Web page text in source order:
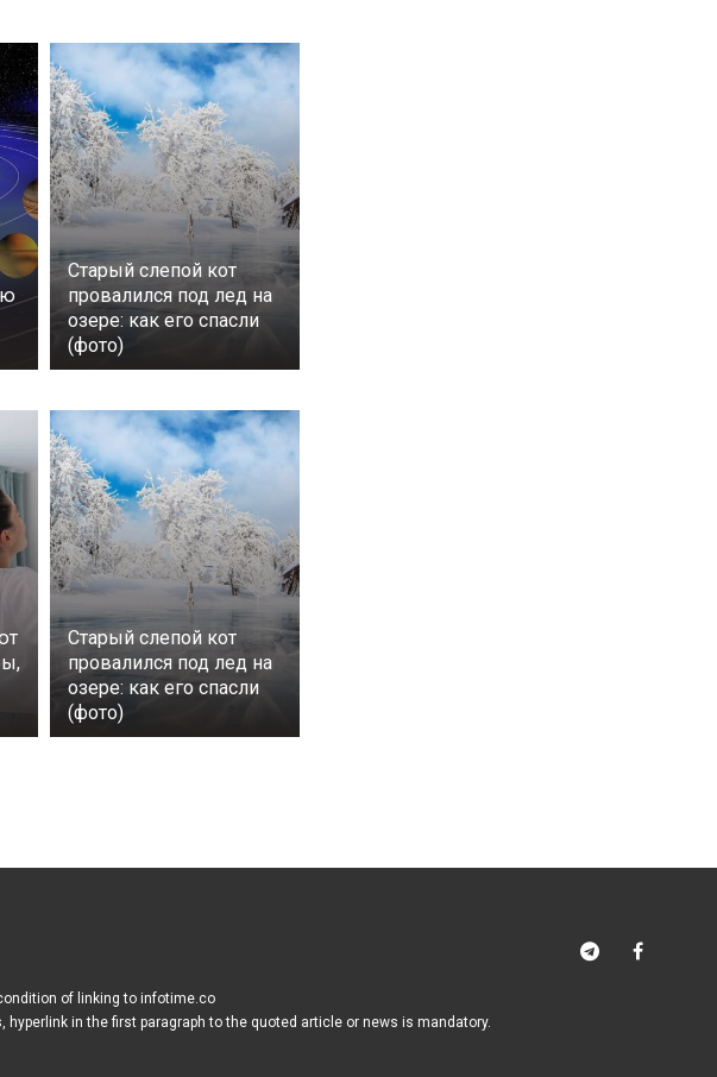
Старый слепой кот
провалился под лед на
озере: как его спасли
(фото)
Старый слепой кот
провалился под лед на
озере: как его спасли
(фото)
of linking to infotime.co
in the first paragraph to the quoted article or news is mandatory.